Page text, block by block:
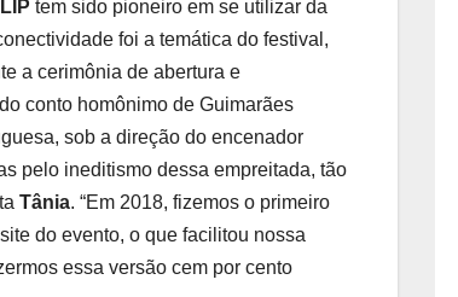
tem sido pioneiro em se utilizar da
foi a temática do festival,
a cerimônia de abertura e
conto homônimo de Guimarães
sob a direção do encenador
pelo ineditismo dessa empreitada, tão
Tânia. “Em 2018, fizemos o primeiro
do evento, o que facilitou nossa
essa versão cem por cento